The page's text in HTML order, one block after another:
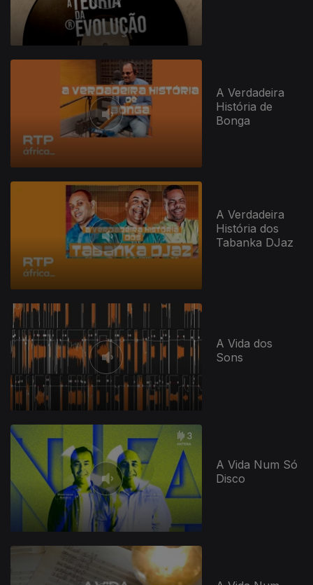
A Verdadeira
História de
Bonga
A Verdadeira
História dos
Tabanka DJaz
A Vida dos
Sons
A Vida Num Só
Disco